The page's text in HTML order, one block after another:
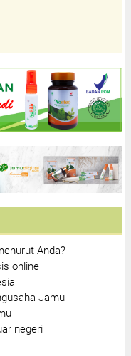
Anda?
online
Jamu
negeri